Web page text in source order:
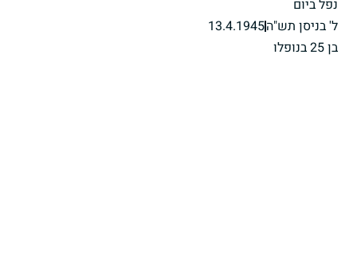
נפל ביום
ל' בניסן תש"ה13.4.1945
בן 25 בנופלו